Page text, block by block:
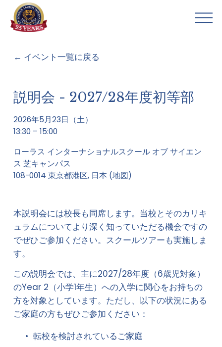
メ
イベント一覧に戻る
説明会 - 2027/28年度初等部
2026年5月23日（土）
13:30
15:00
ローラス インターナショナルスクール オブ サイエン
ス 芝キャンパス
108-0014 東京都港区 日本 (地図)
本説明会には校長も同席します。当校とそのカリキ
ュラムについてより深く知っていただる機会ですの
でぜひご参加ください。スクールツアーも実施しま
す。
この説明会では、主に2027/28年度（6歳児対象）
のYear 2（小学1年生）への入学に関心をお持ちの
方を対象としています。ただし、以下の状況にある
ご家庭の方もぜひご参加ください：
転校を検討されているご家庭